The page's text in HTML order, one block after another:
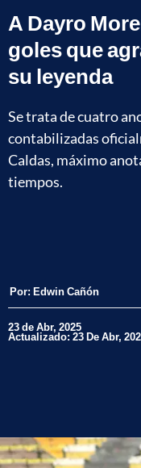
A Dayro
goles que
su leyenda
Se trata de cuatro
contabilizadas
Caldas, máximo
tiempos.
Por: Edwin Cañón
23 de Abr, 2025
Actualizado: 23 De Abr,